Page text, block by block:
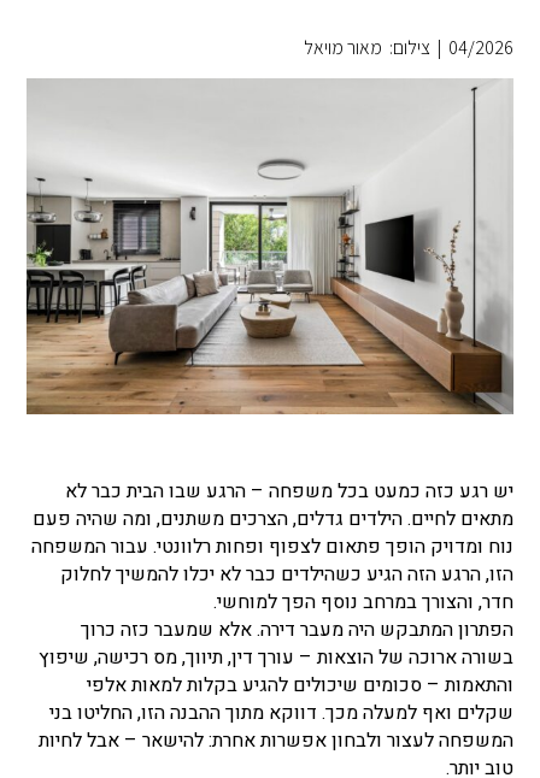
04/2026
| צילום: מאור מויאל
יש רגע כזה כמעט בכל משפחה – הרגע שבו הבית כבר לא
מתאים לחיים. הילדים גדלים, הצרכים משתנים, ומה שהיה פעם
נוח ומדויק הופך פתאום לצפוף ופחות רלוונטי. עבור המשפחה
הזו, הרגע הזה הגיע כשהילדים כבר לא יכלו להמשיך לחלוק
חדר, והצורך במרחב נוסף הפך למוחשי.
הפתרון המתבקש היה מעבר דירה. אלא שמעבר כזה כרוך
בשורה ארוכה של הוצאות – עורך דין, תיווך, מס רכישה, שיפוץ
והתאמות – סכומים שיכולים להגיע בקלות למאות אלפי
שקלים ואף למעלה מכך. דווקא מתוך ההבנה הזו, החליטו בני
המשפחה לעצור ולבחון אפשרות אחרת: להישאר – אבל לחיות
טוב יותר.